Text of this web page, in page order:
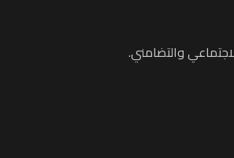
والتضامني.